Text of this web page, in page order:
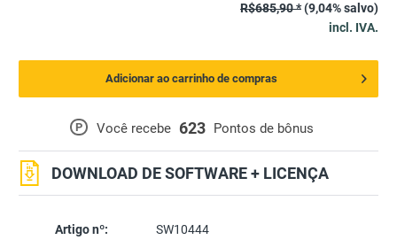
Artigo nº:
SW10444
P Você recebe 623 Pontos de bônus
DOWNLOAD DE SOFTWARE + LICENÇA
R$685,90 *(9,04% salvo)
incl. IVA.
Adicionar ao carrinho de compras